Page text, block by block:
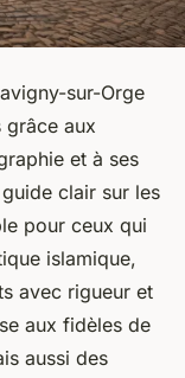
sur-Orge
grâce aux
et à ses
clair sur les
pour ceux qui
islamique,
avec rigueur et
aux fidèles de
aussi des